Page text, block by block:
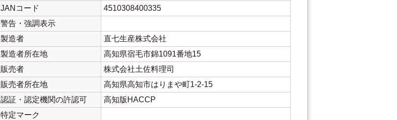
JANコード
4510308400335
警告・強調表示
製造者
直七生産株式会社
製造者所在地
高知県宿毛市錦1091番地15
販売者
株式会社土佐料理司
販売者所在地
高知県高知市はりまや町1-2-15
認証・認定機関の許認可
高知版HACCP
特定マーク